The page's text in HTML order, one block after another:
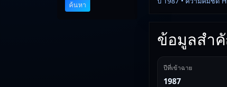
ค้นหา
ข้อมูลสำ
ปีที่เข้าฉาย
1987